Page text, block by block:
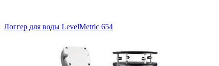
Логгер для воды LevelMetric 654